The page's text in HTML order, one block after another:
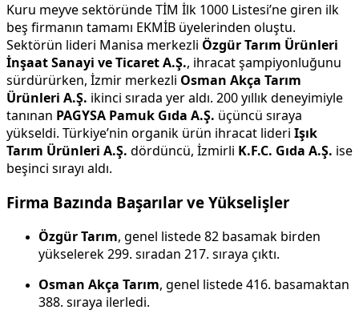
Kuru meyve sektöründe TİM İlk 1000 Listesi’ne giren ilk
beş firmanın tamamı EKMİB üyelerinden oluştu.
Sektörün lideri Manisa merkezli Özgür Tarım Ürünleri
İnşaat Sanayi ve Ticaret A.Ş., ihracat şampiyonluğunu
sürdürürken, İzmir merkezli Osman Akça Tarım
Ürünleri A.Ş. ikinci sırada yer aldı. 200 yıllık deneyimiyle
tanınan PAGYSA Pamuk Gıda A.Ş. üçüncü sıraya
yükseldi. Türkiye’nin organik ürün ihracat lideri Işık
Tarım Ürünleri A.Ş. dördüncü, İzmirli K.F.C. Gıda A.Ş. ise
beşinci sırayı aldı.
Firma Bazında Başarılar ve Yükselişler
Özgür Tarım, genel listede 82 basamak birden
yükselerek 299. sıradan 217. sıraya çıktı.
Osman Akça Tarım, genel listede 416. basamaktan
388. sıraya ilerledi.